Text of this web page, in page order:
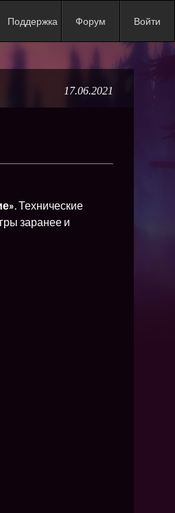
Поддержка Форум Войти
17.06.2021
. Технические
заранее и